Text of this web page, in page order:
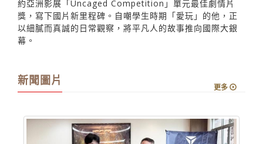
約亞洲影展「Uncaged Competition」單元最佳劇情片
獎，寫下國片新里程碑。自嘲學生時期「愛玩」的他，正
以細膩而真誠的日常觀察，將平凡人的故事推向國際大銀
幕。
新聞圖片
更多